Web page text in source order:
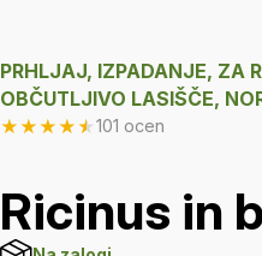
PRHLJAJ, IZPADANJE, ZA
OBČUTLJIVO LASIŠČE,
★★★★★101 ocen
Ricinus in